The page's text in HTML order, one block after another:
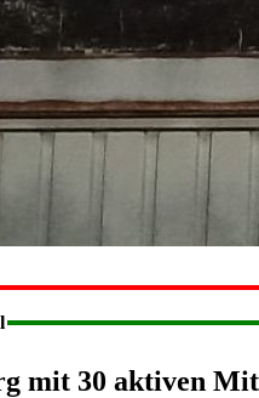
mit 30 aktiven